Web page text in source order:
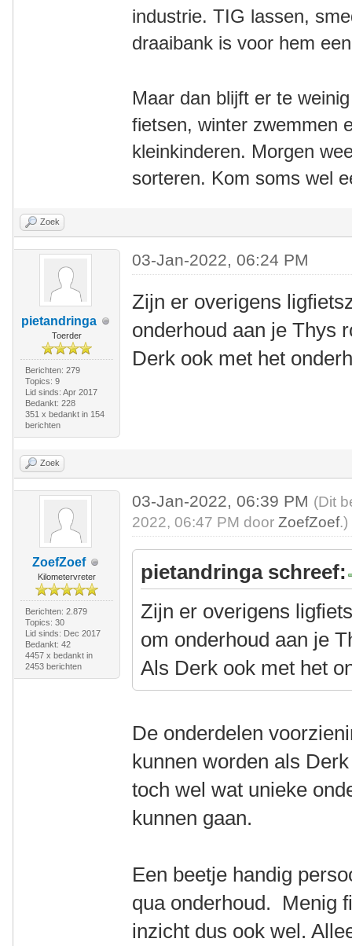
industrie. TIG lassen,
draaibank is voor hem
Maar dan blijft er te
fietsen, winter zwemmen
kleinkinderen. Morgen
sorteren. Kom soms wel
Zoek
pietandringa
Toerder
Berichten: 279
Topics: 9
Lid sinds: Apr 2017
Bedankt: 228
351 x bedankt in 154
berichten
03-Jan-2022, 06:24 PM
Zijn er overigens
onderhoud aan je Thys
Derk ook met het
Zoek
ZoefZoef
Kilometervreter
Berichten: 2.879
Topics: 30
Lid sinds: Dec 2017
Bedankt: 42
4457 x bedankt in
2453 berichten
03-Jan-2022, 06:39 PM (Dit
2022, 06:47 PM doorZoefZoef.)
pietandringa schreef:
Zijn er overigens
om onderhoud aan je
Als Derk ook met het
De onderdelen
kunnen worden als
toch wel wat unieke
kunnen gaan.
Een beetje handig
qua onderhoud. Menig
inzicht dus ook wel.